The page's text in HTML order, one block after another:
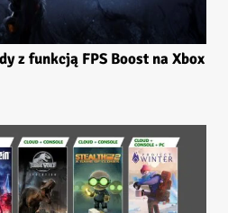
z funkcją FPS Boost na Xbox